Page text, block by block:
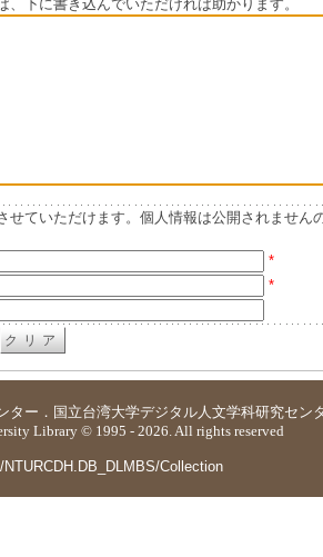
下に書き込んでいただければ助かります。
ていただけます。個人情報は公開されません
*
*
ター ． 国立台湾大学デジタル人文学科研究セン
Library © 1995 - 2026. All rights reserved
NTURCDH.DB_DLMBS/Collection